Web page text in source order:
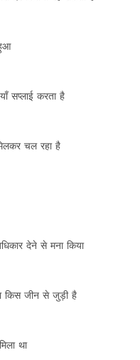
सप्लाई करता है
चल रहा है
देने से मना किया
किस जीन से जुड़ी है
था